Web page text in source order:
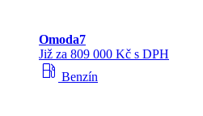
Omoda7
Již za 809 000 Kč s DPH
local_gas_station Benzín